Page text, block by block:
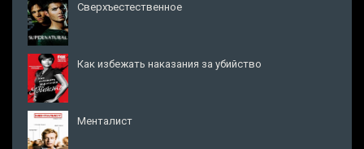
Сверхъестественное
Как избежать наказания за убийство
Менталист